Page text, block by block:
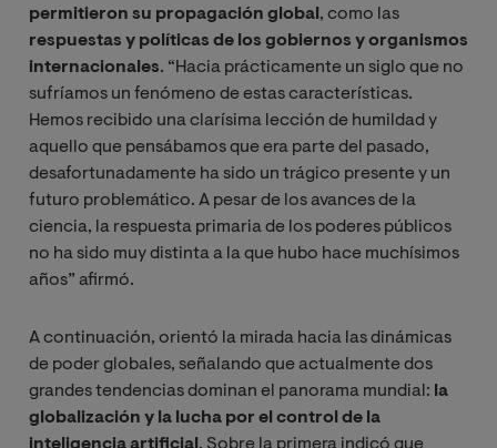
permitieron su propagación global , como las
respuestas y políticas de los gobiernos y organismos
internacionales. “Hacia prácticamente un siglo que no
sufríamos un fenómeno de estas características.
Hemos recibido una clarísima lección de humildad y
aquello que pensábamos que era parte del pasado,
desafortunadamente ha sido un trágico presente y un
futuro problemático. A pesar de los avances de la
ciencia, la respuesta primaria de los poderes públicos
no ha sido muy distinta a la que hubo hace muchísimos
años” afirmó.
A continuación, orientó la mirada hacia las dinámicas
de poder globales, señalando que actualmente dos
grandes tendencias dominan el panorama mundial: la
globalización y la lucha por el control de la
inteligencia artificial . Sobre la primera indicó que